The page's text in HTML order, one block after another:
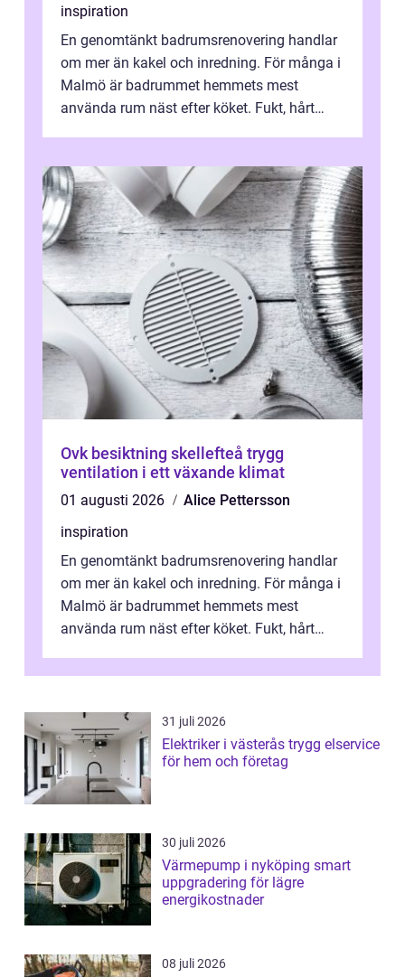
inspiration
En genomtänkt badrumsrenovering handlar
om mer än kakel och inredning. För många i
Malmö är badrummet hemmets mest
använda rum näst efter köket. Fukt, hårt
Ovk besiktning skellefteå trygg
ventilation i ett växande klimat
01 augusti 2026
Alice Pettersson
inspiration
En genomtänkt badrumsrenovering handlar
om mer än kakel och inredning. För många i
Malmö är badrummet hemmets mest
använda rum näst efter köket. Fukt, hårt
...
31 juli 2026
Elektriker i västerås trygg elservice
för hem och företag
30 juli 2026
Värmepump i nyköping smart
uppgradering för lägre
energikostnader
08 juli 2026